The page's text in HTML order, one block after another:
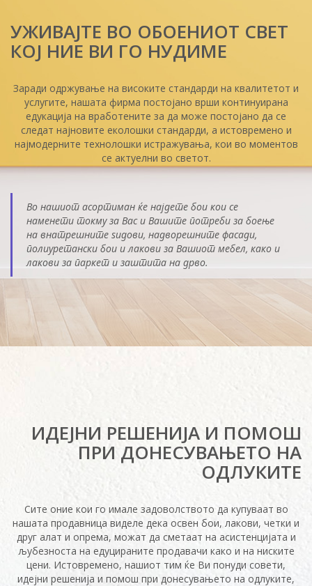
УЖИВАЈТЕ ВО ОБОЕНИОТ СВЕТ
КОЈ НИЕ ВИ ГО НУДИМЕ
Заради одржување на високите стандарди на квалитетот и
услугите, нашата фирма постојано врши континуирана
едукација на вработените за да може постојано да се
следат најновите еколошки стандарди, а истовремено и
најмодерните технолошки истражувања, кои во моментов
се актуелни во светот.
Во нашиот асортиман ќе најдете бои кои се
наменети токму за Вас и Вашите потреби за боење
на внатрешните ѕидови, надворешните фасади,
полиуретански бои и лакови за Вашиот мебел, како и
лакови за паркет и заштита на дрво.
ИДЕЈНИ РЕШЕНИЈА И ПОМОШ
ПРИ ДОНЕСУВАЊЕТО НА
ОДЛУКИТЕ
Сите оние кои го имале задоволството да купуваат во
нашата продавница виделе дека освен бои, лакови, четки и
друг алат и опрема, можат да сметаат на асистенцијата и
љубезноста на едуцираните продавачи како и на ниските
цени. Истовремено, нашиот тим ќе Ви понуди совети,
идејни решенија и помош при донесувањето на одлуките,